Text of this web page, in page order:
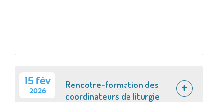
15 fév
2026
Rencotre-formation des
coordinateurs de liturgie